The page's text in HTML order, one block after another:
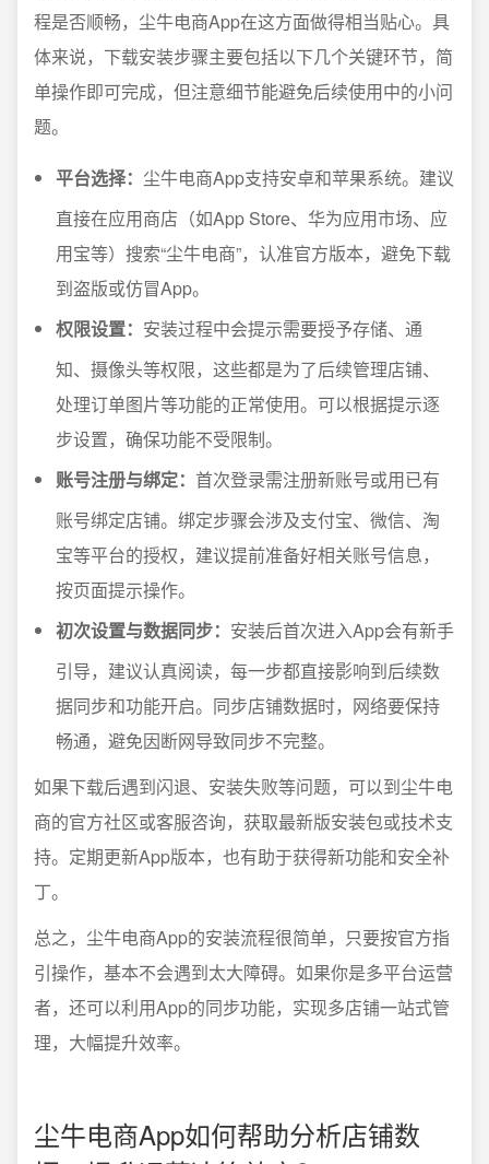
程是否顺畅，尘牛电商App在这方面做得相当贴心。具
体来说，下载安装步骤主要包括以下几个关键环节，简
单操作即可完成，但注意细节能避免后续使用中的小问
题。
平台选择： 尘牛电商App支持安卓和苹果系统。建议
直接在应用商店（如App Store、华为应用市场、应
用宝等）搜索“尘牛电商”，认准官方版本，避免下载
到盗版或仿冒App。
权限设置： 安装过程中会提示需要授予存储、通
知、摄像头等权限，这些都是为了后续管理店铺、
处理订单图片等功能的正常使用。可以根据提示逐
步设置，确保功能不受限制。
账号注册与绑定： 首次登录需注册新账号或用已有
账号绑定店铺。绑定步骤会涉及支付宝、微信、淘
宝等平台的授权，建议提前准备好相关账号信息，
按页面提示操作。
初次设置与数据同步： 安装后首次进入App会有新手
引导，建议认真阅读，每一步都直接影响到后续数
据同步和功能开启。同步店铺数据时，网络要保持
畅通，避免因断网导致同步不完整。
如果下载后遇到闪退、安装失败等问题，可以到尘牛电
商的官方社区或客服咨询，获取最新版安装包或技术支
持。定期更新App版本，也有助于获得新功能和安全补
丁。
总之，尘牛电商App的安装流程很简单，只要按官方指
引操作，基本不会遇到太大障碍。如果你是多平台运营
者，还可以利用App的同步功能，实现多店铺一站式管
理，大幅提升效率。
尘牛电商App如何帮助分析店铺数